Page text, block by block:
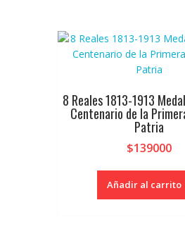
8 Reales 1813-1913
Centenario de la
Patria
$139000
Añadir al carrito